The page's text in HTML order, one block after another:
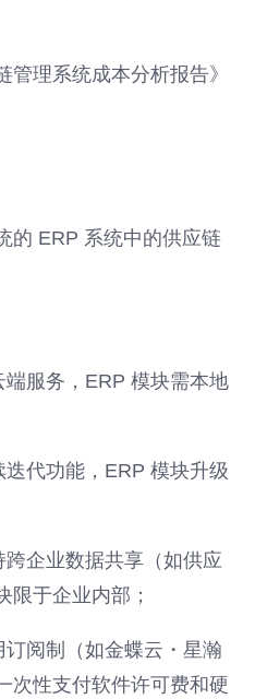
理系统成本分析报告》
的 ERP 系统中的供应链
服务，ERP 模块需本地
代功能，ERP 模块升级
企业数据共享（如供应
限于企业内部；
阅制（如金蝶云・星瀚
次性支付软件许可费和硬